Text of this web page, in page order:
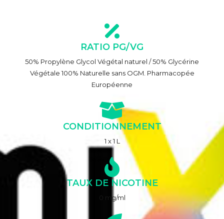
RATIO PG/VG
50% Propylène Glycol Végétal naturel / 50% Glycérine
Végétale 100% Naturelle sans OGM. Pharmacopée
Européenne
CONDITIONNEMENT
1 x 1 L
TAUX DE NICOTINE
0 mg/ml